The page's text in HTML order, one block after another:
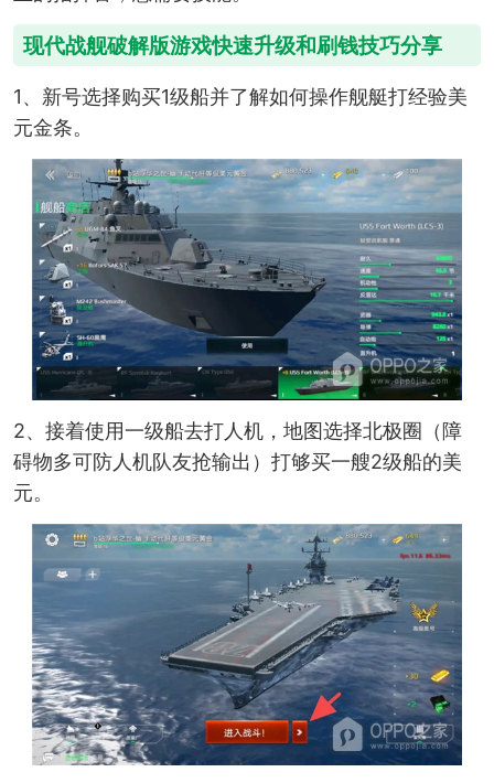
现代战舰破解版游戏快速升级和刷钱技巧分享
1、新号选择购买1级船并了解如何操作舰艇打经验美
元金条。
2、接着使用一级船去打人机，地图选择北极圈（障
碍物多可防人机队友抢输出）打够买一艘2级船的美
元。